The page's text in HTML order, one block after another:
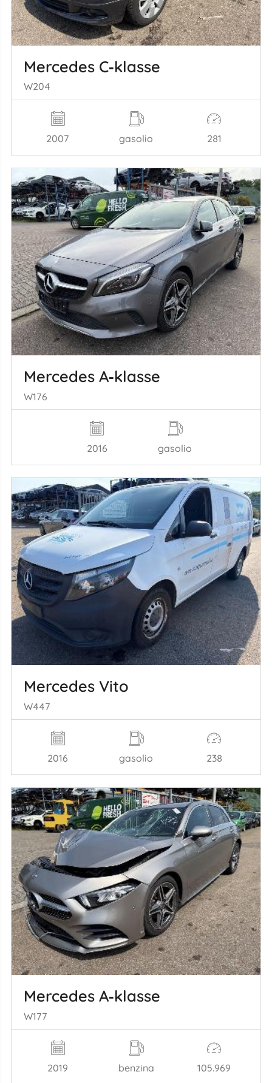
Mercedes C‑klasse
W204
2007 gasolio 281
Mercedes A‑klasse
W176
2016 gasolio
Mercedes Vito
W447
2016 gasolio 238
Mercedes A‑klasse
W177
2019 benzina 105.969